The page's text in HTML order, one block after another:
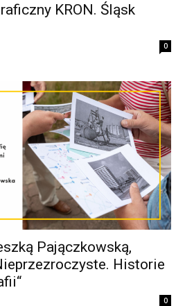
KRON. Śląsk
0
Pajączkowską,
Historie
0